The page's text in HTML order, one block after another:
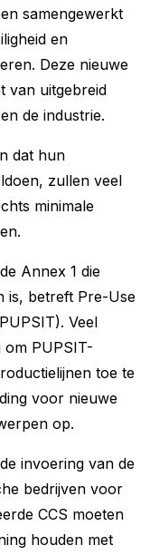
samengewerkt
en
Deze nieuwe
van uitgebreid
de industrie.
dat hun
zullen veel
minimale
Annex 1 die
is, betreft Pre-Use
Veel
om PUPSIT-
toe te
voor nieuwe
op.
invoering van de
bedrijven voor
CCS moeten
houden met